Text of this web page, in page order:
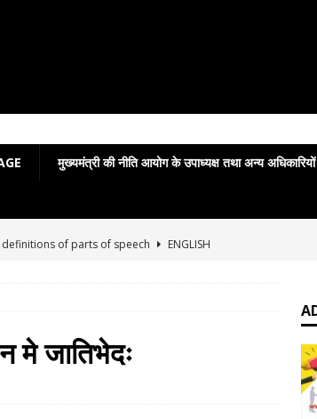
मुख्यमंत्री की नीति आयोग के उपाध्यक्ष तथा अन्य
definitions of parts of speech
ENGLISH
की!
rhymes
ENGLISH LITERATURE
Poetic Definitions
मे जातिभेदः